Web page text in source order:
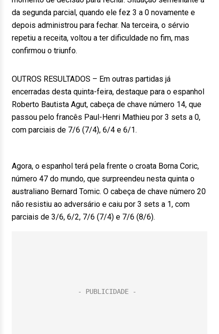
da segunda parcial, quando ele fez 3 a 0 novamente e
depois administrou para fechar. Na terceira, o sérvio
repetiu a receita, voltou a ter dificuldade no fim, mas
confirmou o triunfo.
OUTROS RESULTADOS – Em outras partidas já
encerradas desta quinta-feira, destaque para o espanhol
Roberto Bautista Agut, cabeça de chave número 14, que
passou pelo francês Paul-Henri Mathieu por 3 sets a 0,
com parciais de 7/6 (7/4), 6/4 e 6/1.
Agora, o espanhol terá pela frente o croata Borna Coric,
número 47 do mundo, que surpreendeu nesta quinta o
australiano Bernard Tomic. O cabeça de chave número 20
não resistiu ao adversário e caiu por 3 sets a 1, com
parciais de 3/6, 6/2, 7/6 (7/4) e 7/6 (8/6).